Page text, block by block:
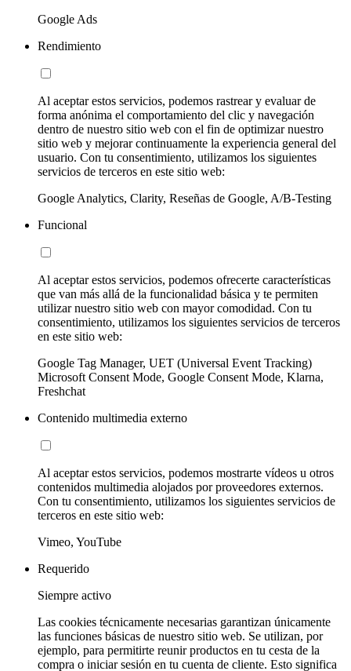
Google Ads
Rendimiento
Al aceptar estos servicios, podemos rastrear y evaluar de
forma anónima el comportamiento del clic y navegación
dentro de nuestro sitio web con el fin de optimizar nuestro
sitio web y mejorar continuamente la experiencia general del
usuario. Con tu consentimiento, utilizamos los siguientes
servicios de terceros en este sitio web:
Google Analytics, Clarity, Reseñas de Google, A/B-Testing
Funcional
Al aceptar estos servicios, podemos ofrecerte características
que van más allá de la funcionalidad básica y te permiten
utilizar nuestro sitio web con mayor comodidad. Con tu
consentimiento, utilizamos los siguientes servicios de terceros
en este sitio web:
Google Tag Manager, UET (Universal Event Tracking)
Microsoft Consent Mode, Google Consent Mode, Klarna,
Freshchat
Contenido multimedia externo
Al aceptar estos servicios, podemos mostrarte vídeos u otros
contenidos multimedia alojados por proveedores externos.
Con tu consentimiento, utilizamos los siguientes servicios de
terceros en este sitio web:
Vimeo, YouTube
Requerido
Siempre activo
Las cookies técnicamente necesarias garantizan únicamente
las funciones básicas de nuestro sitio web. Se utilizan, por
ejemplo, para permitirte reunir productos en tu cesta de la
compra o iniciar sesión en tu cuenta de cliente. Esto significa